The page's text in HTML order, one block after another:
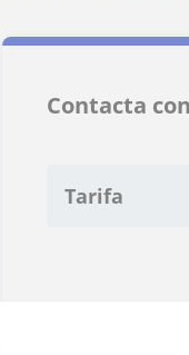
Contacta
Tarifa